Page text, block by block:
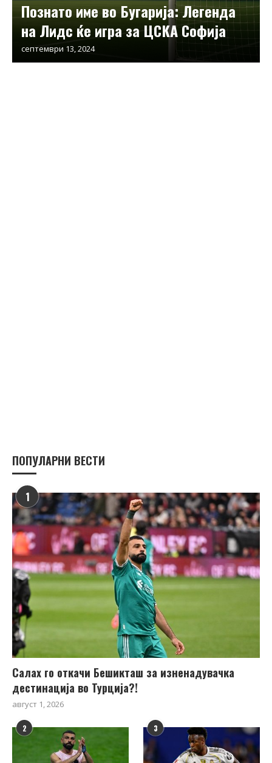
Познато име во Бугарија: Легенда
на Лидс ќе игра за ЦСКА Софија
септември 13, 2024
ПОПУЛАРНИ ВЕСТИ
1
Салах го откачи Бешикташ за изненадувачка
дестинација во Турција?!
август 1, 2026
2 3